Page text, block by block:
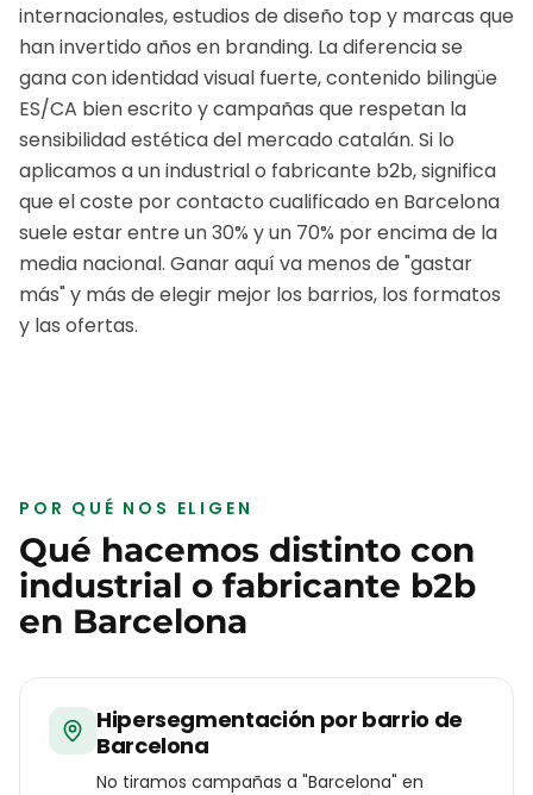
internacionales, estudios de diseño top y marcas que
han invertido años en branding. La diferencia se
gana con identidad visual fuerte, contenido bilingüe
ES/CA bien escrito y campañas que respetan la
sensibilidad estética del mercado catalán. Si lo
aplicamos a unindustrial o fabricante b2b, significa
que el coste por contacto cualificado en Barcelona
suele estar entre un 30% y un 70% por encima de la
media nacional. Ganar aquí va menos de "gastar
más" y más de elegir mejor los barrios, los formatos
y las ofertas.
POR QUÉ NOS ELIGEN
Qué hacemos distinto con
industrial o fabricante b2b
en Barcelona
Hipersegmentación por barrio de
Barcelona
No tiramos campañas a "Barcelona" en